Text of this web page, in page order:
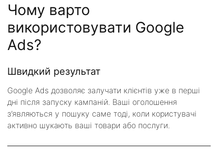
Чому варто
використовувати Google
Ads?
Швидкий результат
Google Ads дозволяє залучати клієнтів уже в перші
дні після запуску кампаній. Ваші оголошення
з’являються у пошуку саме тоді, коли користувачі
активно шукають ваші товари або послуги.